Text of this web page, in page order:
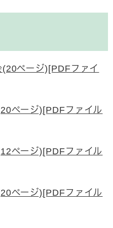
ページ)[PDFファイ
ページ)[PDFファイル
ページ)[PDFファイル
ページ)[PDFファイル